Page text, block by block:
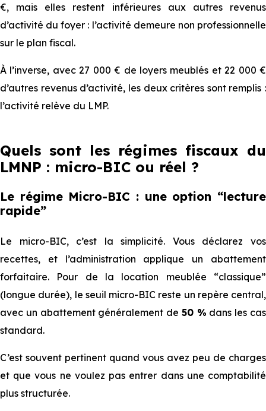
€, mais elles restent inférieures aux autres revenus
d’activité du foyer : l’activité demeure non professionnelle
sur le plan fiscal.
À l’inverse, avec 27 000 € de loyers meublés et 22 000 €
d’autres revenus d’activité, les deux critères sont remplis :
l’activité relève du LMP.
Quels sont les régimes fiscaux du
LMNP : micro-BIC ou réel ?
Le régime Micro-BIC : une option “lecture
rapide”
Le micro-BIC, c’est la simplicité. Vous déclarez vos
recettes, et l’administration applique un abattement
forfaitaire. Pour de la location meublée “classique”
(longue durée), le seuil micro-BIC reste un repère central,
avec un abattement généralement de 50 % dans les cas
standard.
C’est souvent pertinent quand vous avez peu de charges
et que vous ne voulez pas entrer dans une comptabilité
plus structurée.